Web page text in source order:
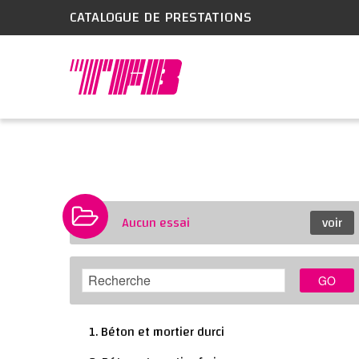
CATALOGUE DE PRESTATIONS
Aucun essai voir
GO
1. Béton et mortier durci